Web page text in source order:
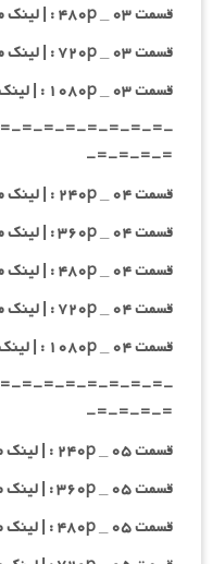
قسمت ۰۳ _ ۴۸۰p : | لینک مستقیم | دوبله فارسی
قسمت ۰۳ _ ۷۲۰p : | لینک مستقیم | دوبله فارسی
قسمت ۰۳ _ ۱۰۸۰p : | لینک مستقیم | دوبله فارسی
=-=-=-=-=-=-=-
=-=-=-=-
قسمت ۰۴ _ ۲۴۰p : | لینک مستقیم | دوبله فارسی
قسمت ۰۴ _ ۳۶۰p : | لینک مستقیم | دوبله فارسی
قسمت ۰۴ _ ۴۸۰p : | لینک مستقیم | دوبله فارسی
قسمت ۰۴ _ ۷۲۰p : | لینک مستقیم | دوبله فارسی
قسمت ۰۴ _ ۱۰۸۰p : | لینک مستقیم | دوبله فارسی
=-=-=-=-=-=-=-
=-=-=-=-
قسمت ۰۵ _ ۲۴۰p : | لینک مستقیم | دوبله فارسی
قسمت ۰۵ _ ۳۶۰p : | لینک مستقیم | دوبله فارسی
قسمت ۰۵ _ ۴۸۰p : | لینک مستقیم | دوبله فارسی